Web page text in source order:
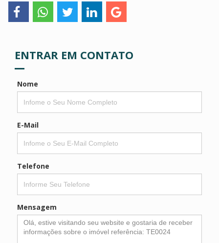
ENTRAR EM CONTATO
Nome
E-Mail
Telefone
Mensagem